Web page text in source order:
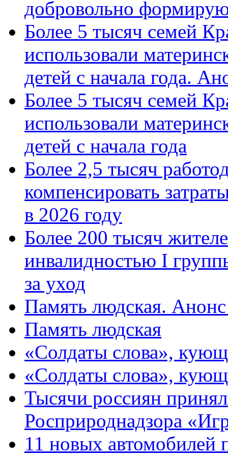
добровольно
Более 5 тысяч семей
использовали
детей с начала года.
Более 5 тысяч семей
использовали
детей с начала года
Более 2,5 тысяч
компенсировать
в 2026 году
Более 200 тысяч
инвалидностью I
за уход
Память людская.
Память людская
«Солдаты слова»,
«Солдаты слова»,
Тысячи россиян
Росприроднадзора
11 новых автомобилей